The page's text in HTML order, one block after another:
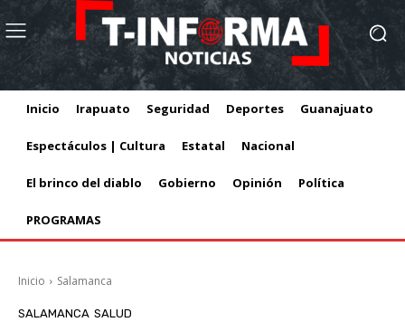
Inicio Irapuato Seguridad Deportes Guanajuato
Espectáculos | Cultura Estatal Nacional
El brinco del diablo Gobierno Opinión Política
PROGRAMAS
Inicio Salamanca
SALAMANCA SALUD